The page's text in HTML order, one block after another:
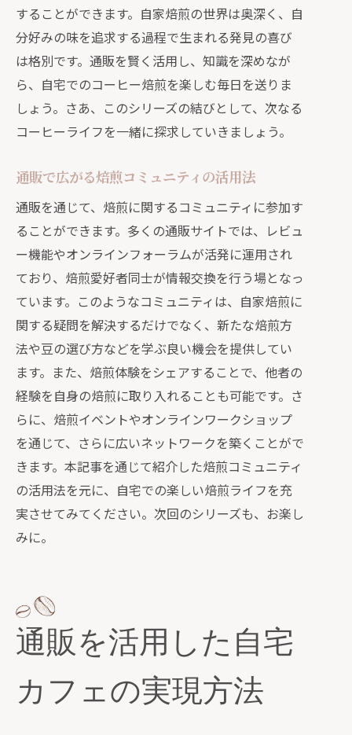
することができます。自家焙煎の世界は奥深く、自
分好みの味を追求する過程で生まれる発見の喜び
は格別です。通販を賢く活用し、知識を深めなが
ら、自宅でのコーヒー焙煎を楽しむ毎日を送りま
しょう。さあ、このシリーズの結びとして、次なる
コーヒーライフを一緒に探求していきましょう。
通販で広がる焙煎コミュニティの活用法
通販を通じて、焙煎に関するコミュニティに参加す
ることができます。多くの通販サイトでは、レビュ
ー機能やオンラインフォーラムが活発に運用され
ており、焙煎愛好者同士が情報交換を行う場となっ
ています。このようなコミュニティは、自家焙煎に
関する疑問を解決するだけでなく、新たな焙煎方
法や豆の選び方などを学ぶ良い機会を提供してい
ます。また、焙煎体験をシェアすることで、他者の
経験を自身の焙煎に取り入れることも可能です。さ
らに、焙煎イベントやオンラインワークショップ
を通じて、さらに広いネットワークを築くことがで
きます。本記事を通じて紹介した焙煎コミュニティ
の活用法を元に、自宅での楽しい焙煎ライフを充
実させてみてください。次回のシリーズも、お楽し
みに。
通販を活用した自宅
カフェの実現方法